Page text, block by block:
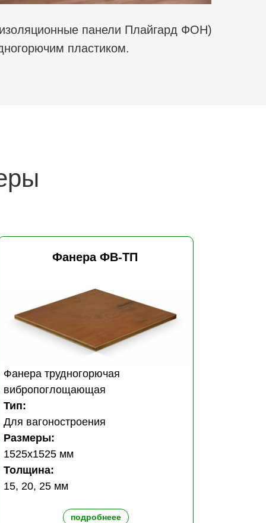
панели Плайгард ФОН)
пластиком.
подробнеее
Фанера трудногорючая
вибропоглощающая
Тип:
Для вагоностроения
Размеры:
1525x1525 мм
Толщина:
15, 20, 25 мм
Фанера ФВ-ТП